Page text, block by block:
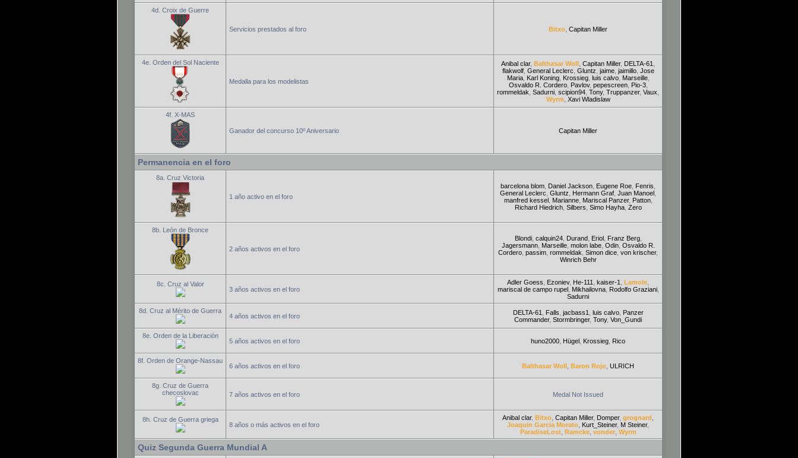
4d. Croix de Guerre
Servicios prestados al foro Bitxo Capitan Miller
4e. Orden del Sol Naciente
Medalla para los modelistas
Anibal clar, Balthasar Woll Capitan Miller, DELTA-61
flakwolf, General Leclerc Gluntz jaime, jaimillo, Jose
Maria, Karl Koning, Krossieg, luis calvo, Marseille,
Osvaldo R. Cordero, Pavlov, pepescreen, Pio-3,
rommeldak Sadurni scipion94 Tony, Truppanzer, Vaux
Wyrm Xavi Wladislaw
4f. X-MAS
Ganador del concurso 10º Aniversario Capitan Miller
Permanencia en el foro
8a. Cruz Victoria
1 año activo en el foro
barcelona blom Daniel Jackson Eugene Roe Fenris
General Leclerc Gluntz Hermann Graf Juan Manoel
manfred kessel, Marianne, Mariscal Panzer, Patton,
Richard Hiedrich, Silbers Simo Hayha, Zero
8b. León de Bronce
2 años activos en el foro
Blondi, calquin24, Durand, Eriol, Franz Berg,
Jagersmann, Marseille, molon labe, Odin, Osvaldo R.
Cordero passim rommeldak Simon dice von krischer,
Winrich Behr
8c. Cruz al Valor
3 años activos en el foro
Adler Goess Ezoniev, He-111 kaiser-1 Lamole
mariscal de campo rupel, Mikhailovna, Rodolfo Graziani,
Sadurni
8d. Cruz al Mérito de Guerra
4 años activos en el foro DELTA-61 Falls jacbass1 luis calvo, Panzer
Commander, Stormbringer, Tony, Von_Gundi
8e. Orden de la Liberación
5 años activos en el foro huno2000 Hügel Krossieg Rico
8f. Orden de Orange-Nassau
6 años activos en el foro Balthasar Woll Baron Rojo ULRICH
8g. Cruz de Guerra
checoslovac
7 años activos en el foro Medal Not Issued
8h. Cruz de Guerra griega
8 años o más activos en el foro
Anibal clar, Bitxo Capitan Miller, Domper, grognard
Joaquin Garcia Morato Kurt_Steiner, M Steiner,
ParadiseLost, Ramcke, vonder, Wyrm
Quiz Segunda Guerra Mundial A